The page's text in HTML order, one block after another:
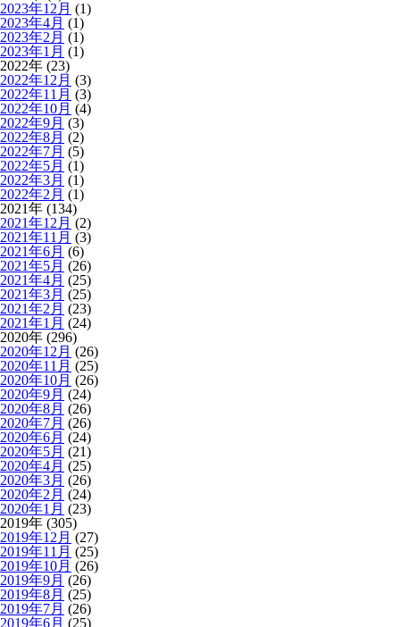
2023年12月 (1)
2023年4月 (1)
2023年2月 (1)
2023年1月 (1)
2022年 (23)
2022年12月 (3)
2022年11月 (3)
2022年10月 (4)
2022年9月 (3)
2022年8月 (2)
2022年7月 (5)
2022年5月 (1)
2022年3月 (1)
2022年2月 (1)
2021年 (134)
2021年12月 (2)
2021年11月 (3)
2021年6月 (6)
2021年5月 (26)
2021年4月 (25)
2021年3月 (25)
2021年2月 (23)
2021年1月 (24)
2020年 (296)
2020年12月 (26)
2020年11月 (25)
2020年10月 (26)
2020年9月 (24)
2020年8月 (26)
2020年7月 (26)
2020年6月 (24)
2020年5月 (21)
2020年4月 (25)
2020年3月 (26)
2020年2月 (24)
2020年1月 (23)
2019年 (305)
2019年12月 (27)
2019年11月 (25)
2019年10月 (26)
2019年9月 (26)
2019年8月 (25)
2019年7月 (26)
2019年6月 (25)